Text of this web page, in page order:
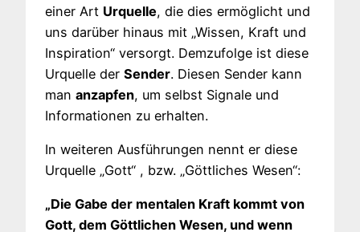
einer Art Urquelle, die dies ermöglicht und
uns darüber hinaus mit „Wissen, Kraft und
Inspiration“ versorgt. Demzufolge ist diese
Urquelle der Sender. Diesen Sender kann
man anzapfen, um selbst Signale und
Informationen zu erhalten.
In weiteren Ausführungen nennt er diese
Urquelle „Gott“ , bzw. „Göttliches Wesen“:
„Die Gabe der mentalen Kraft kommt von
Gott, dem Göttlichen Wesen, und wenn